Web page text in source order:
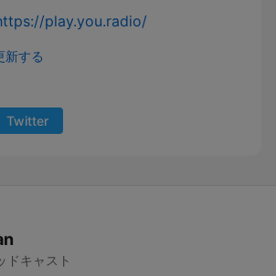
play.you.radio/
新する
Twitter
ドキャスト